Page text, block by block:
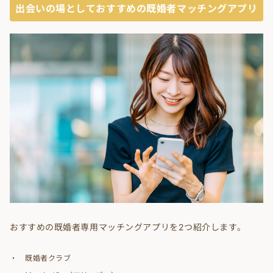
出会いの場としておすすめの既婚者マッチングアプリ
おすすめの既婚者専用マッチングアプリを2つ紹介します。
既婚者クラブ